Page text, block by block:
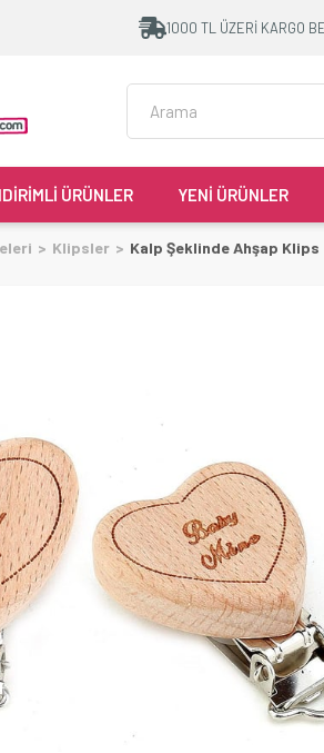
1000 TL ÜZERİ KARGO
ÜRÜNLER YENİ ÜRÜNLER
Klipsler Kalp Şeklinde Ahşap Klips